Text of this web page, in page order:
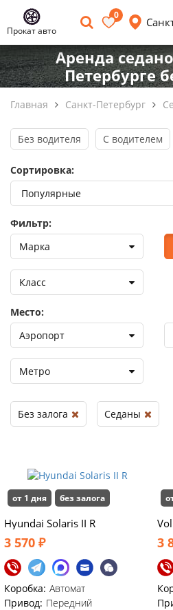
Прокат авто
0
Аренда
Петербурге
Главная Санкт-Петербург
от 1 дня без залога
Hyundai Solaris II R
3 570 ₽
Коробка: Автомат
Привод: Передний
3
Без водителя С водителем
Сортировка:
Фильтр:
Марка
Класс
Место:
Аэропорт
Метро
Без залога Седаны